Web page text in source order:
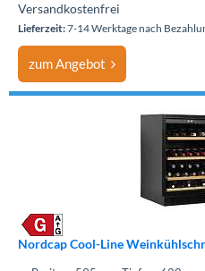
Versandkostenfrei
Lieferzeit:7-14 Werktage nach
zum Angebot
Nordcap Cool-Line